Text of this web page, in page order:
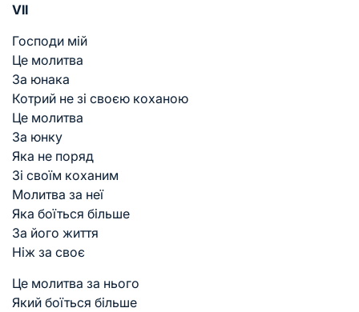
VII
Господи мій
Це молитва
За юнака
Котрий не зі своєю коханою
Це молитва
За юнку
Яка не поряд
Зі своїм коханим
Молитва за неї
Яка боїться більше
За його життя
Ніж за своє
Це молитва за нього
Який боїться більше